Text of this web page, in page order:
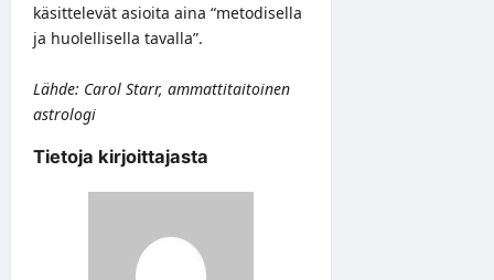
käsittelevät asioita aina “metodisella
ja huolellisella tavalla”.
Lähde: Carol Starr, ammattitaitoinen
astrologi
Tietoja kirjoittajasta